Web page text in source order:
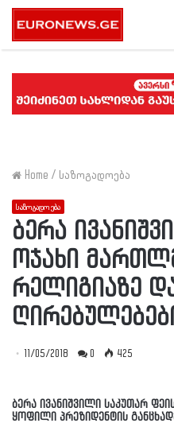
Home / საზოგადოება
საზოგადოება
ბერა
ოჯახი
რელიგიაზე
11/05/2018 0 425
ბერა ივანიშვილი საკუთარ
ყოფილი პრეზიდენტის